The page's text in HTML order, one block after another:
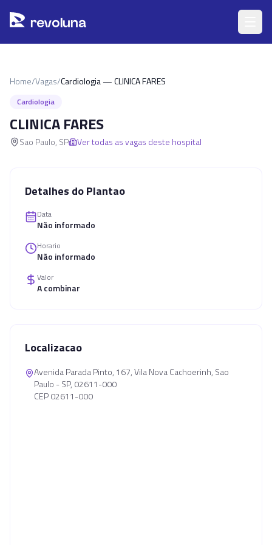
revoluna
Home/Vagas/Cardiologia — CLINICA FARES
Cardiologia
CLINICA FARES
Sao Paulo, SP Ver todas as vagas deste hospital
Detalhes do Plantao
Data
Não informado
Horario
Não informado
Valor
A combinar
Localizacao
Avenida Parada Pinto, 167, Vila Nova Cachoerinh, Sao
Paulo - SP, 02611-000
CEP 02611-000